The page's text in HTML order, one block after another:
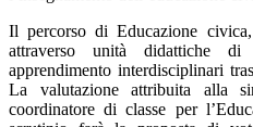
Il percorso di Educazione
attraverso unità didattiche
apprendimento interdisciplinari
La valutazione attribuita alla
coordinatore di classe per